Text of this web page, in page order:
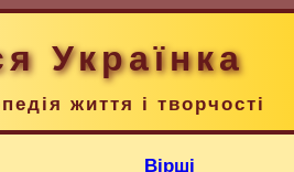
Українка
життя і творчості
Вірші